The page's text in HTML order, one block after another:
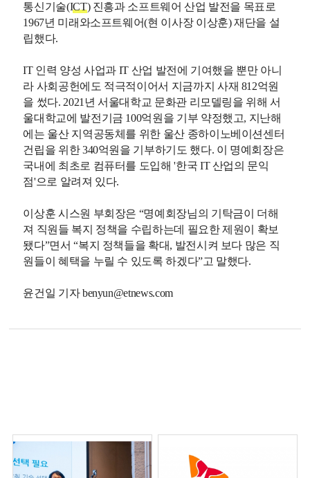
통신기술(ICT) 진흥과 소프트웨어 산업 발전을 목표로
1967년 미래와소프트웨어(현 이사장 이상훈) 재단을 설
립했다.
IT 인력 양성 사업과 IT 산업 발전에 기여했을 뿐만 아니
라 사회공헌에도 적극적이어서 지금까지 사재 812억원
을 썼다. 2021년 서울대학교 문화관 리모델링을 위해 서
울대학교에 발전기금 100억원을 기부 약정했고, 지난해
에는 울산 지역공동체를 위한 울산 종하이노베이션센터
건립을 위한 340억원을 기부하기도 했다. 이 명예회장은
국내에 최초로 컴퓨터를 도입해 '한국 IT 산업의 문익
점'으로 알려져 있다.
이상훈 시스원 부회장은 “명예회장님의 기탁금이 더해
져 직원들 복지 정책을 수립하는데 필요한 제원이 확보
됐다”면서 “복지 정책들을 확대, 발전시켜 보다 많은 직
원들이 혜택을 누릴 수 있도록 하겠다”고 말했다.
윤건일 기자 benyun@etnews.com